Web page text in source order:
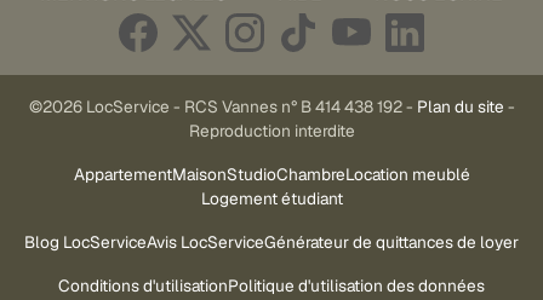
©2026 LocService - RCS Vannes n° B 414 438 192 - Plan du site -
Reproduction interdite
AppartementMaisonStudioChambreLocation meublé
Logement étudiant
Blog LocServiceAvis LocServiceGénérateur de quittances de loyer
Conditions d'utilisationPolitique d'utilisation des données